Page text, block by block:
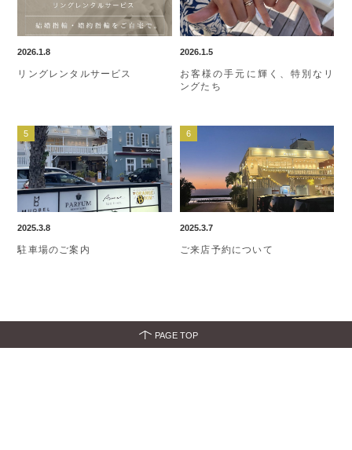
2026.1.8
リングレンタルサービス
2026.1.5
お客様の手元に輝く、特別なリ
ングたち
2025.3.8
駐車場のご案内
2025.3.7
ご来店予約について
PAGE TOP